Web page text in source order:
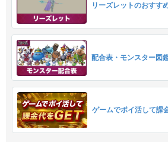
リーズレットのおすす
配合表・モンスター図
ゲームでポイ活して課